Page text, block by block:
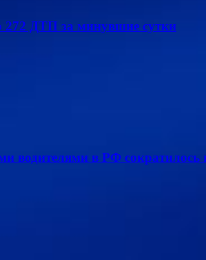
272 ДТП за минувшие сутки
водителями в РФ сократилось